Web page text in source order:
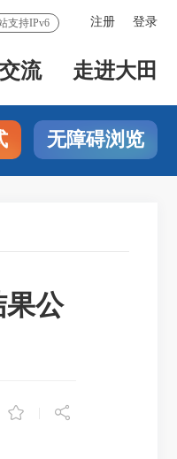
注册 登录
支持IPv6
流 走进大田
无障碍浏览
果公
 